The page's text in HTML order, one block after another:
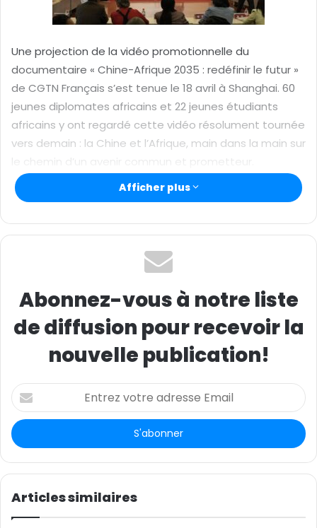
o
r
r
Une projection de la vidéo promotionnelle du
documentaire « Chine-Afrique 2035 : redéfinir le futur »
de CGTN Français s’est tenue le 18 avril à Shanghai. 60
jeunes diplomates africains et 22 jeunes étudiants
africains y ont regardé cette vidéo résolument tournée
vers demain : la Chine et l’Afrique, main dans la main sur
le chemin d’un avenir commun et prometteur.
(Source / photo : CGTN Français)
Afficher plus
Abonnez-vous à notre liste
de diffusion pour recevoir la
nouvelle publication!
E
n
r
e
z
o
r
Articles similaires